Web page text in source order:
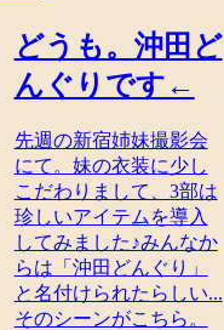
どうも。沖田ど
んぐりです←
先週の新宿姉妹撮影会
にて。妹の衣装に少し
こだわりまして、3部は
珍しいアイテムを導入
してみました♪みんなか
らは「沖田どんぐり」
と名付けられたらしい...
そのシーンがこちら。